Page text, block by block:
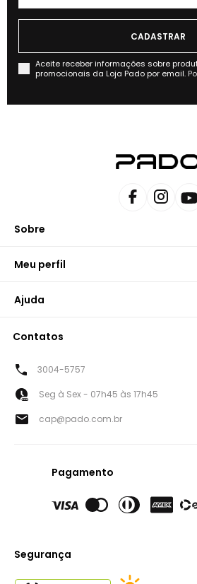
Aceite receber informações sobre
promocionais da Loja Pado por email.
Sobre
Meu perfil
Ajuda
Contatos
3004-5757
Seg à Sex - 07h45 às 17h45
cap@pado.com.br
Pagamento
Segurança